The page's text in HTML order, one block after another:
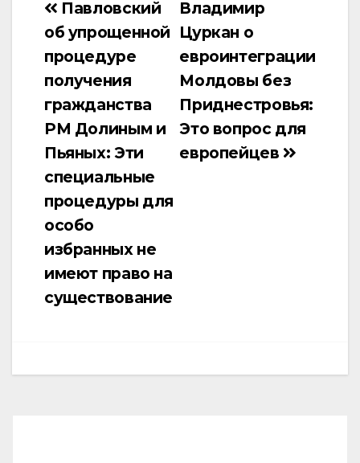
Навигация
по
Владимир
Цуркан о
евроинтеграции
Молдовы без
Приднестровья:
Это вопрос для
европейцев
Павловский
об упрощенной
процедуре
получения
гражданства
РМ Долиным и
Пьяных: Эти
специальные
процедуры для
особо
избранных не
имеют право на
существование